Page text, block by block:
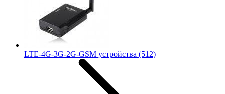
LTE-4G-3G-2G-GSM устройства (512)